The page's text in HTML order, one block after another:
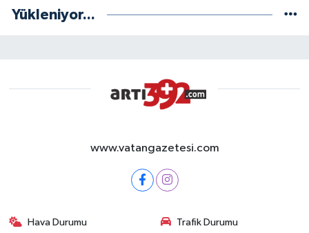
Yükleniyor...
www.vatangazetesi.com
Hava Durumu Trafik Durumu